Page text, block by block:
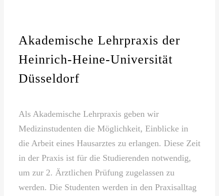
Akademische Lehrpraxis der
Heinrich-Heine-Universität
Düsseldorf
Als Akademische Lehrpraxis geben wir
Medizinstudenten die Möglichkeit, Einblicke in
die Arbeit eines Hausarztes zu erlangen. Diese Zeit
in der Praxis ist für die Studierenden notwendig,
um zur 2. Ärztlichen Prüfung zugelassen zu
werden. Die Studenten werden in den Praxisalltag